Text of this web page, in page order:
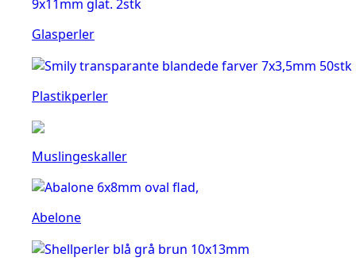
Glasperler
Plastikperler
Muslingeskaller
Abelone